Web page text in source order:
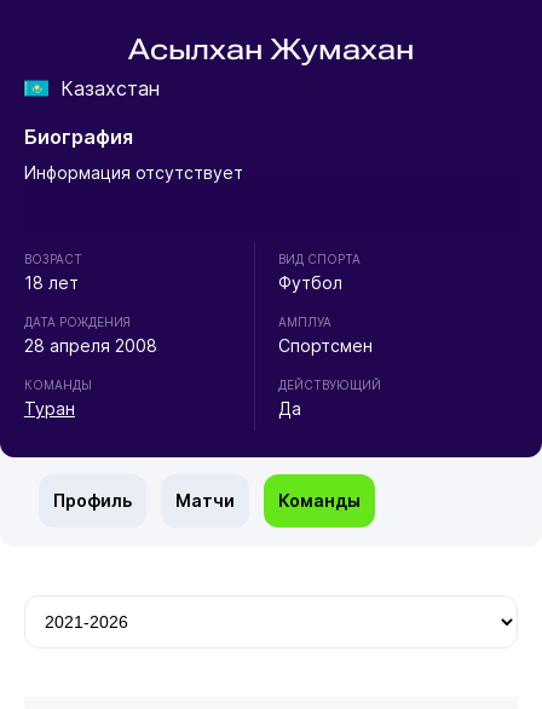
Асылхан Жумахан
Казахстан
Биография
Информация отсутствует
ВОЗРАСТ
18 лет
ДАТА РОЖДЕНИЯ
28 апреля 2008
КОМАНДЫ
Туран
ВИД СПОРТА
Футбол
АМПЛУА
Спортсмен
ДЕЙСТВУЮЩИЙ
Да
Профиль Матчи Команды